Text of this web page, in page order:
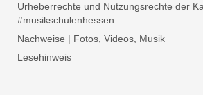
Urheberrechte und Nutzungsrechte der
#musikschulenhessen
Nachweise | Fotos, Videos, Musik
Lesehinweis